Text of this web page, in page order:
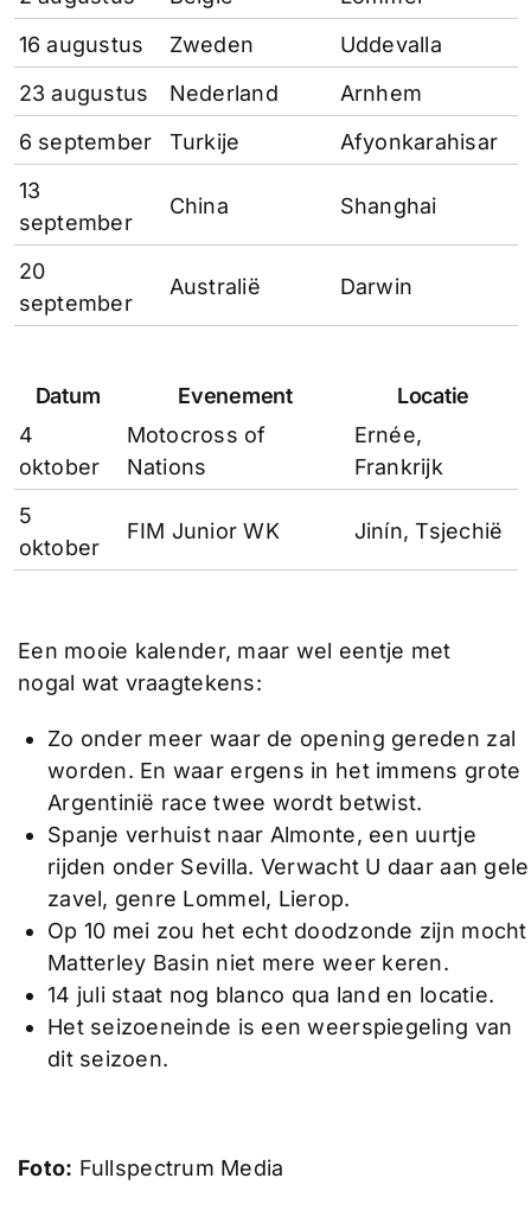
16 augustus
Zweden
Uddevalla
23 augustus
Nederland
Arnhem
6 september
Turkije
Afyonkarahisar
13
september
China Shanghai
20
september
Australië Darwin
Datum Evenement
Locatie
4
oktober
Motocross of
Nations
Ernée,
Frankrijk
5
oktober
FIM Junior WK Jinín, Tsjechië
Een mooie kalender, maar wel eentje met
nogal wat vraagtekens:
Zo onder meer waar de opening gereden zal
worden. En waar ergens in het immens grote
Argentinië race twee wordt betwist.
Spanje verhuist naar Almonte, een uurtje
rijden onder Sevilla. Verwacht U daar aan gele
zavel, genre Lommel, Lierop.
Op 10 mei zou het echt doodzonde zijn mocht
Matterley Basin niet mere weer keren.
14 juli staat nog blanco qua land en locatie.
Het seizoeneinde is een weerspiegeling van
dit seizoen.
Foto: Fullspectrum Media